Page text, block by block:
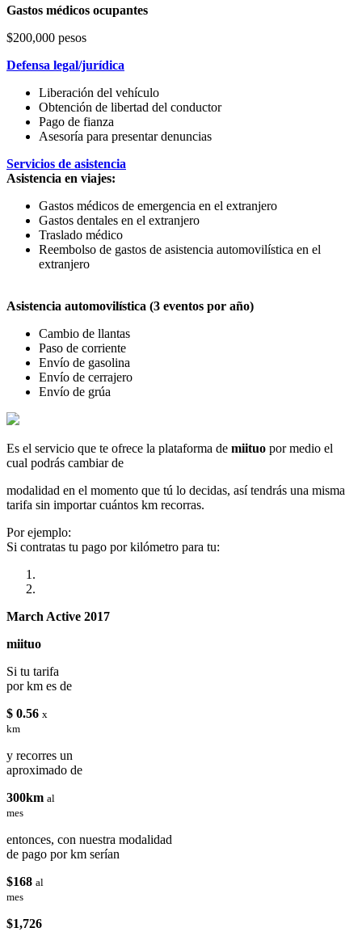
Gastos médicos ocupantes
$200,000 pesos
Defensa legal/jurídica
Liberación del vehículo
Obtención de libertad del conductor
Pago de fianza
Asesoría para presentar denuncias
Servicios de asistencia
Asistencia en viajes:
Gastos médicos de emergencia en el extranjero
Gastos dentales en el extranjero
Traslado médico
Reembolso de gastos de asistencia automovilística en el
extranjero
Asistencia automovilística (3 eventos por año)
Cambio de llantas
Paso de corriente
Envío de gasolina
Envío de cerrajero
Envío de grúa
Es el servicio que te ofrece la plataforma de miituo por medio el
cual podrás cambiar de
modalidad en el momento que tú lo decidas, así tendrás una misma
tarifa sin importar cuántos km recorras.
Por ejemplo:
Si contratas tu pago por kilómetro para tu:
March Active 2017
miituo
Si tu tarifa
por km es de
$ 0.56 x
km
y recorres un
aproximado de
300km al
mes
entonces, con nuestra modalidad
de pago por km serían
$168 al
mes
$1,726